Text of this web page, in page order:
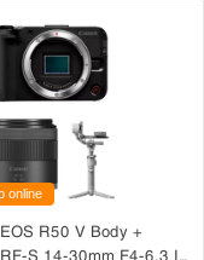
online
R50 V Body +
S 14-30mm F4-6.3 IS